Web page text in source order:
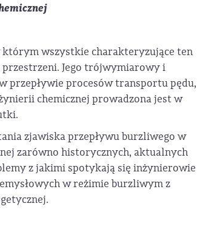
wszystkie charakteryzujące ten
Jego trójwymiarowy i
przepływie procesów transportu pędu,
chemicznej prowadzona jest w
zjawiska przepływu burzliwego w
zarówno historycznych, aktualnych
z jakimi spotykają się inżynierowie
w reżimie burzliwym z